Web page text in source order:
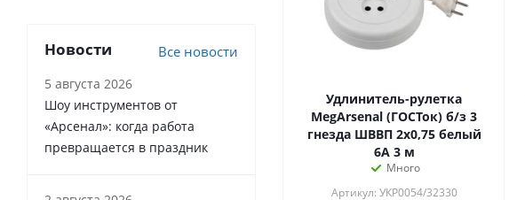
Удлинитель-рулетка
MegArsenal (ГОСТок) б/з 3
гнезда ШВВП 2х0,75 белый
6А 3 м
Много
Артикул: УКР0054/32330
Новости Все новости
5 августа 2026
Шоу инструментов от
«Арсенал»: когда работа
превращается в праздник